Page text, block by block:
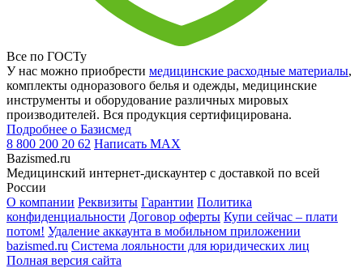
Все по ГОСТу
У нас можно приобрести медицинские расходные материалы,
комплекты одноразового белья и одежды, медицинские
инструменты и оборудование различных мировых
производителей. Вся продукция сертифицирована.
Подробнее о Базисмед
8 800 200 20 62 Написать MAX
Bazismed.ru
Медицинский интернет-дискаунтер с доставкой по всей
России
О компании Реквизиты Гарантии Политика
конфиденциальности Договор оферты Купи сейчас – плати
потом! Удаление аккаунта в мобильном приложении
bazismed.ru Система лояльности для юридических лиц
Полная версия сайта